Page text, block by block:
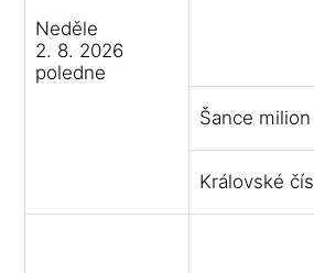
Neděle
2. 8. 2026
poledne
Šance milion
Královské